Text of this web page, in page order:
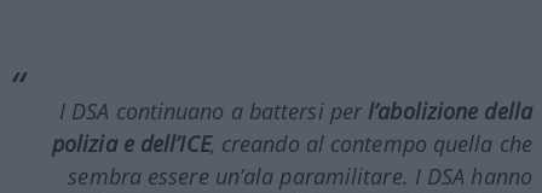
I DSA continuano a battersi perl’abolizione della
polizia e dell’ICE, creando al contempo quella che
sembra essere un’ala paramilitare. I DSA hanno